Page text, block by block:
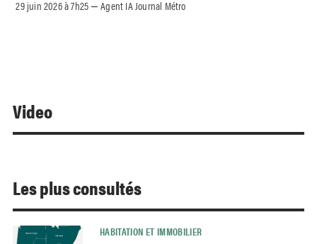
29 juin 2026 à 7h25 –Agent IA Journal Métro
Video
Les plus consultés
HABITATION ET IMMOBILIER